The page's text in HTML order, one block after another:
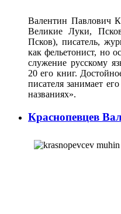
Валентин Павлович
Великие Луки,
Псков), писатель,
как фельетонист, но
служение русскому
20 его книг.
писателя занимает
названиях».
Краснопевцев